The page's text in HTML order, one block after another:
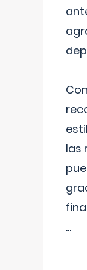
las
...